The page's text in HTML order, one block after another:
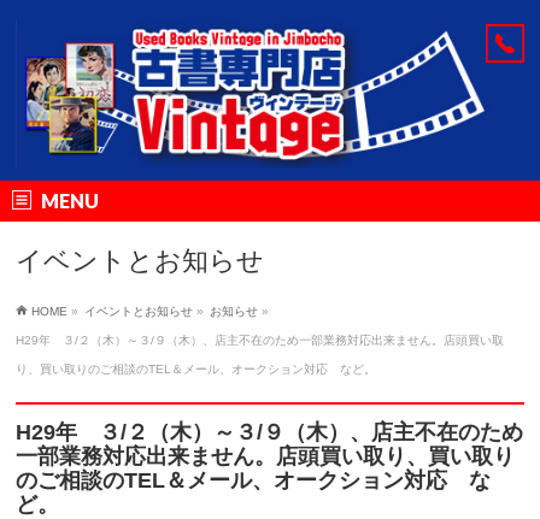
MENU
イベントとお知らせ
HOME » イベントとお知らせ » お知らせ »
H29年 ３/２（木）～３/９（木）、店主不在のため一部業務対応出来ません。店頭買い取
り、買い取りのご相談のTEL＆メール、オークション対応 など。
H29年 ３/２（木）～３/９（木）、店主不在のため
一部業務対応出来ません。店頭買い取り、買い取り
のご相談のTEL＆メール、オークション対応 な
ど。